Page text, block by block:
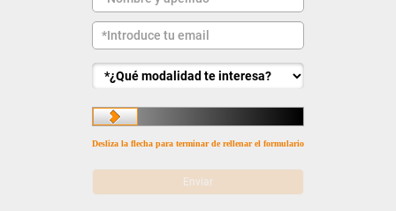
Desliza la flecha para terminar de rellenar el formulario